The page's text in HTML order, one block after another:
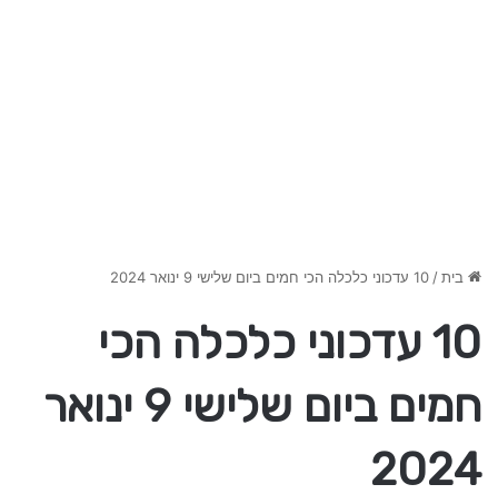
בית/10 עדכוני כלכלה הכי חמים ביום שלישי 9 ינואר 2024
10 עדכוני כלכלה הכי
חמים ביום שלישי 9 ינואר
2024